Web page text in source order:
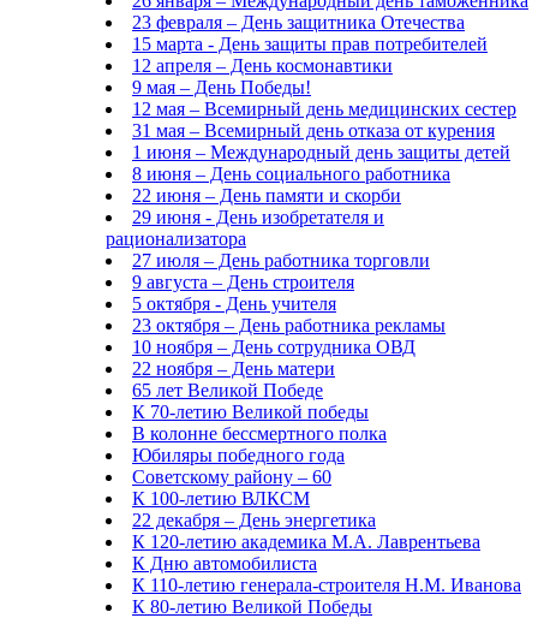
23 февраля – День защитника Отечества
15 марта - День защиты прав потребителей
12 апреля – День космонавтики
9 мая – День Победы!
12 мая – Всемирный день медицинских сестер
31 мая – Всемирный день отказа от курения
1 июня – Международный день защиты детей
8 июня – День социального работника
22 июня – День памяти и скорби
29 июня - День изобретателя и
рационализатора
27 июля – День работника торговли
9 августа – День строителя
5 октября - День учителя
23 октября – День работника рекламы
10 ноября – День сотрудника ОВД
22 ноября – День матери
65 лет Великой Победе
К 70-летию Великой победы
В колонне бессмертного полка
Юбиляры победного года
Советскому району – 60
К 100-летию ВЛКСМ
22 декабря – День энергетика
К 120-летию академика М.А. Лаврентьева
К Дню автомобилиста
К 110-летию генерала-строителя Н.М. Иванова
К 80-летию Великой Победы